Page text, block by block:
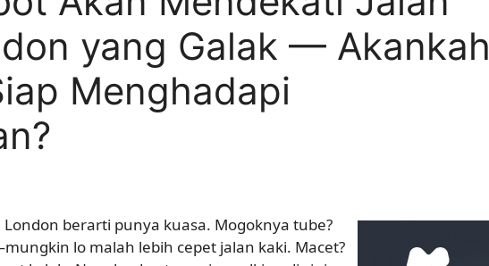
yang Galak — Akankah
Menghadapi
berarti punya kuasa. Mogoknya tube?
lo malah lebih cepet jalan kaki. Macet?